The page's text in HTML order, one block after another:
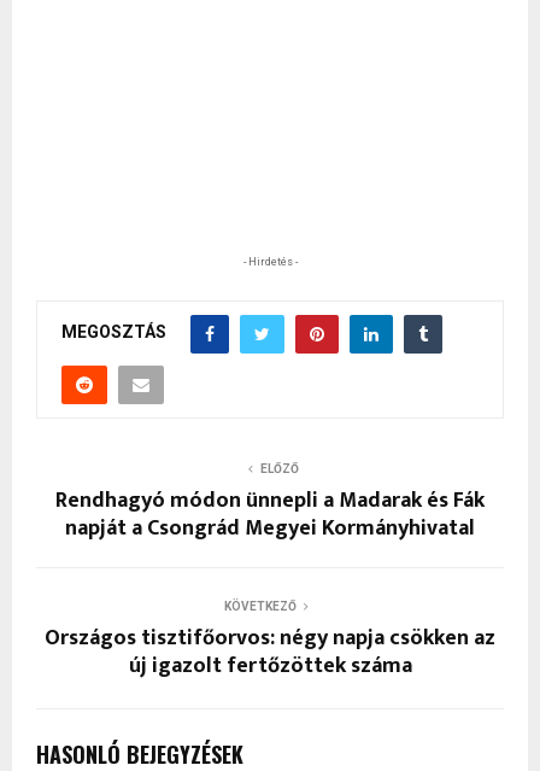
- Hirdetés -
MEGOSZTÁS
ELŐZŐ
Rendhagyó módon ünnepli a Madarak és Fák
napját a Csongrád Megyei Kormányhivatal
KÖVETKEZŐ
Országos tisztifőorvos: négy napja csökken az
új igazolt fertőzöttek száma
HASONLÓ BEJEGYZÉSEK